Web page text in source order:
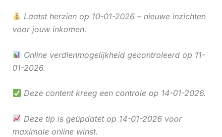
Laatst herzien op 10-01-2026 – nieuwe inzichten
voor jouw inkomen.
Online verdienmogelijkheid gecontroleerd op 11-
01-2026.
Deze content kreeg een controle op 14-01-2026.
Deze tip is geüpdatet op 14-01-2026 voor
maximale online winst.